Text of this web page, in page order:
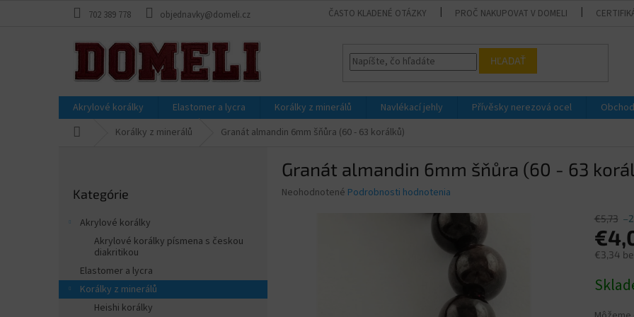
702 389 778 objednavky@domeli.cz ČASTO KLADENÉ OTÁZKY PROČ NAKUPOVAT V DOMELI
HĽADAŤ
Akrylové korálky Elastomer a lycra Korálky z minerálů Navlékací jehly Přívěsky nerezová ocel
Korálky z minerálů Granát almandin 6mm šňůra (60 - 63 korálků)
e
l
kategórie
Kategórie
Akrylové korálky
Akrylové korálky písmena s českou
diakritikou
Elastomer a lycra
Korálky z minerálů
Heishi korálky
Granát almandin 6mm šňůra (60 - 63
Priemerné
Neohodnotené Podrobnosti hodnotenia
€5,73
€3,34
cena: